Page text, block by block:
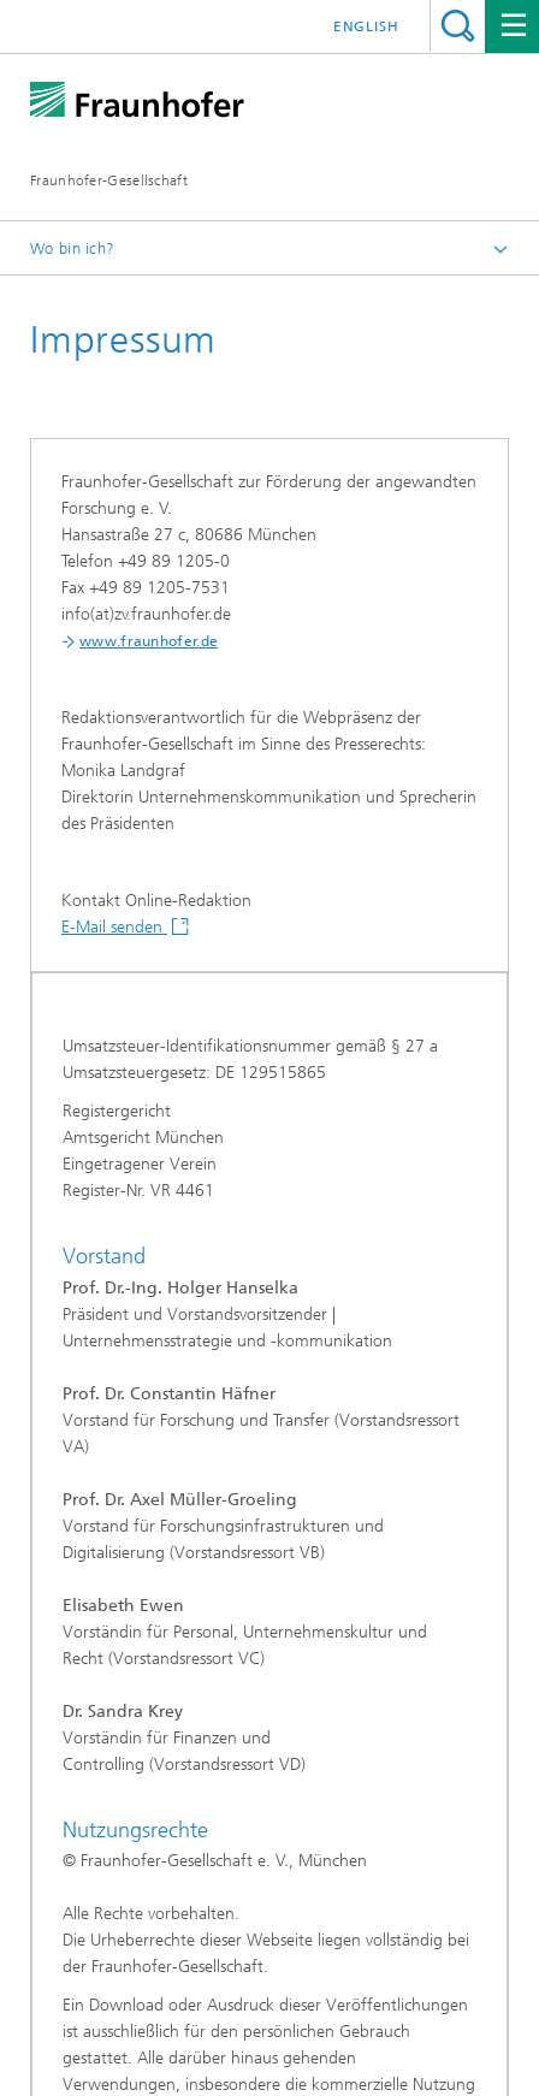
Fraunhofer-Gesellschaft
ENGLISH
Wo bin ich?
Impressum
Fraunhofer-Gesellschaft zur Förderung der angewandten
Forschung e. V.
Hansastraße 27 c, 80686 München
Telefon +49 89 1205-0
Fax +49 89 1205-7531
info(at)zv.fraunhofer.de
www.fraunhofer.de
Redaktionsverantwortlich für die Webpräsenz der
Fraunhofer-Gesellschaft im Sinne des Presserechts:
Monika Landgraf
Direktorin Unternehmenskommunikation und Sprecherin
des Präsidenten
Kontakt Online-Redaktion
E-Mail senden
Umsatzsteuer-Identifikationsnummer gemäß § 27 a
Umsatzsteuergesetz: DE 129515865
Registergericht
Amtsgericht München
Eingetragener Verein
Register-Nr. VR 4461
Vorstand
Prof. Dr.-Ing. Holger Hanselka
Präsident und Vorstandsvorsitzender |
Unternehmensstrategie und -kommunikation
Prof. Dr. Constantin Häfner
Vorstand für Forschung und Transfer (Vorstandsressort
VA)
Prof. Dr. Axel Müller-Groeling
Vorstand für Forschungsinfrastrukturen und
Digitalisierung (Vorstandsressort VB)
Elisabeth Ewen
Vorständin für Personal, Unternehmenskultur und
Recht (Vorstandsressort VC)
Dr. Sandra Krey
Vorständin für Finanzen und
Controlling (Vorstandsressort VD)
Nutzungsrechte
© Fraunhofer-Gesellschaft e. V., München
Alle Rechte vorbehalten.
Die Urheberrechte dieser Webseite liegen vollständig bei
der Fraunhofer-Gesellschaft.
Ein Download oder Ausdruck dieser Veröffentlichungen
ist ausschließlich für den persönlichen Gebrauch
gestattet. Alle darüber hinaus gehenden
Verwendungen, insbesondere die kommerzielle Nutzung